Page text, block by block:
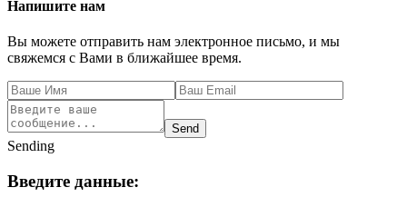
Напишите нам
Вы можете отправить нам электронное письмо, и мы
свяжемся с Вами в ближайшее время.
Send
Sending
Введите данные: